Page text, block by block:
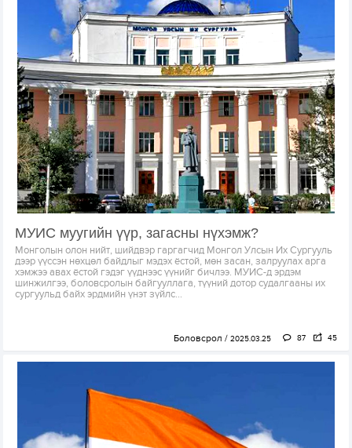
МУИС муугийн үүр, загасны нүхэмж?
Монголын олон нийт, шийдвэр гаргагчид Монгол Улсын Их Сургууль
дээр үүссэн нөхцөл байдлыг мэдэх ёстой, мөн засан, залруулах арга
хэмжээ авах ёстой гэдэг үүднээс үүнийг бичлээ. МУИС-д эрдэм
шинжилгээ, боловсролын байгууллага, түүний дотор судалгааны их
сургуульд байх эрдмийн үнэт зүйлс...
Боловсрол 2025.03.25 87 45